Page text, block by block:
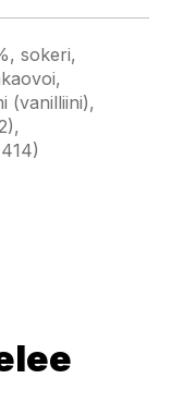
sokeri,
(vanilliini),